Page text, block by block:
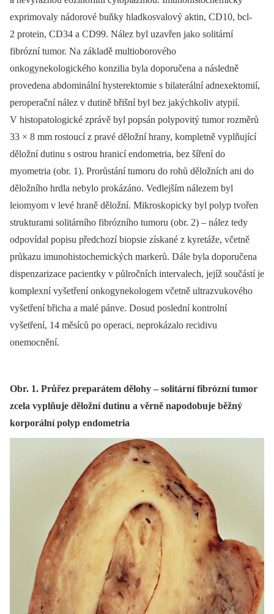
exprimovaly nádorové buňky hladkosvalový aktin, CD10, bcl-
2 protein, CD34 a CD99. Nález byl uzavřen jako solitární
fibrózní tumor. Na základě multioborového
onkogynekologického konzilia byla doporučena a následně
provedena abdominální hysterektomie s bilaterální adnexektomií,
peroperační nález v dutině břišní byl bez jakýchkoliv atypií.
V histopatologické zprávě byl popsán polypovitý tumor rozměrů
33 × 8 mm rostoucí z pravé děložní hrany, kompletně vyplňující
děložní dutinu s ostrou hranicí endometria, bez šíření do
myometria (obr. 1). Prorůstání tumoru do rohů děložních ani do
děložního hrdla nebylo prokázáno. Vedlejším nálezem byl
leiomyom v levé hraně děložní. Mikroskopicky byl polyp tvořen
strukturami solitárního fibrózního tumoru (obr. 2) –⁠ nález tedy
odpovídal popisu předchozí biopsie získané z kyretáže, včetně
průkazu imunohistochemických markerů. Dále byla doporučena
dispenzarizace pacientky v půlročních intervalech, jejíž součástí je
komplexní vyšetření onkogynekologem včetně ultrazvukového
vyšetření břicha a malé pánve. Dosud poslední kontrolní
vyšetření, 14 měsíců po operaci, neprokázalo recidivu
onemocnění.
Obr. 1. Průřez preparátem dělohy – solitární fibrózní tumor
zcela vyplňuje děložní dutinu a věrně napodobuje běžný
korporální polyp endometria